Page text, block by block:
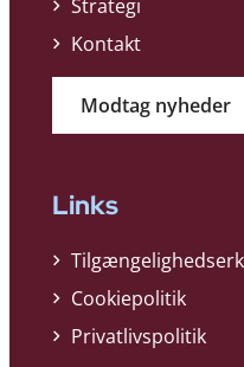
Strategi
Kontakt
Modtag nyheder
Links
Cookiepolitik
Privatlivspolitik